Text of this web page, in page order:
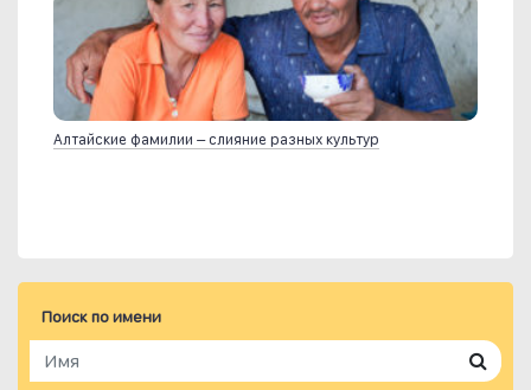
Алтайские фамилии – слияние разных культур
Поиск по имени